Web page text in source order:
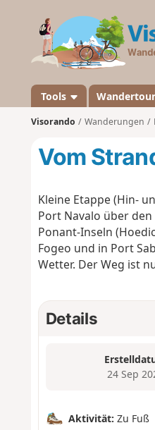
Tools
Visorando Wanderungen
Vom
Kleine Etappe (Hin-
Port Navalo über
Ponant-Inseln
Fogeo und in Port
Wetter. Der Weg ist
Details
24 Sep
Aktivität: Zu Fuß